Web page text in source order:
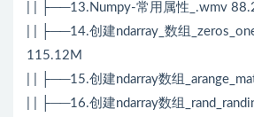
| | ├──13.Numpy-常用属性_.wmv
| | ├──14.创建ndarray_数组
115.12M
| | ├──15.创建ndarray数组
| | ├──16.创建ndarray数组